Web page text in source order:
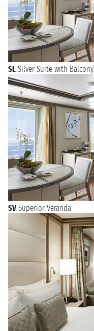
SL Silver Suite with Balcony
SV Superior Veranda